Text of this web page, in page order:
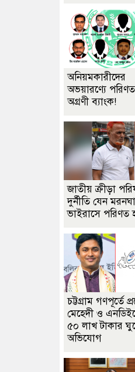
অনিয়মকারীদের
অভয়ারণ্যে
অগ্রণী ব্যাংক!
জাতীয় ক্রীড়া
দুর্নীতি যেন
ভাইরাসে পরিণত
চট্টগ্রাম গণপূর্তে
মেহেদী ও
৫০ লাখ টাকার
অভিযোগ